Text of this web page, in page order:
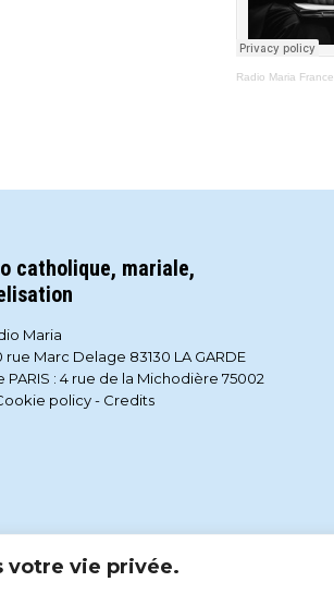
votre vie privée.
Radio Maria France
catholique, mariale,
Maria
rue Marc Delage 83130 LA GARDE
PARIS : 4 rue de la Michodière 75002
policy- Credits